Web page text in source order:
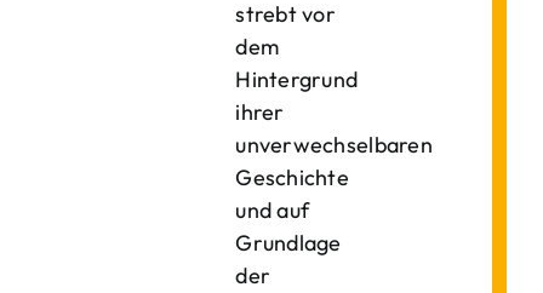
strebt vor
dem
Hintergrund
ihrer
unverwechselbaren
Geschichte
und auf
Grundlage
der